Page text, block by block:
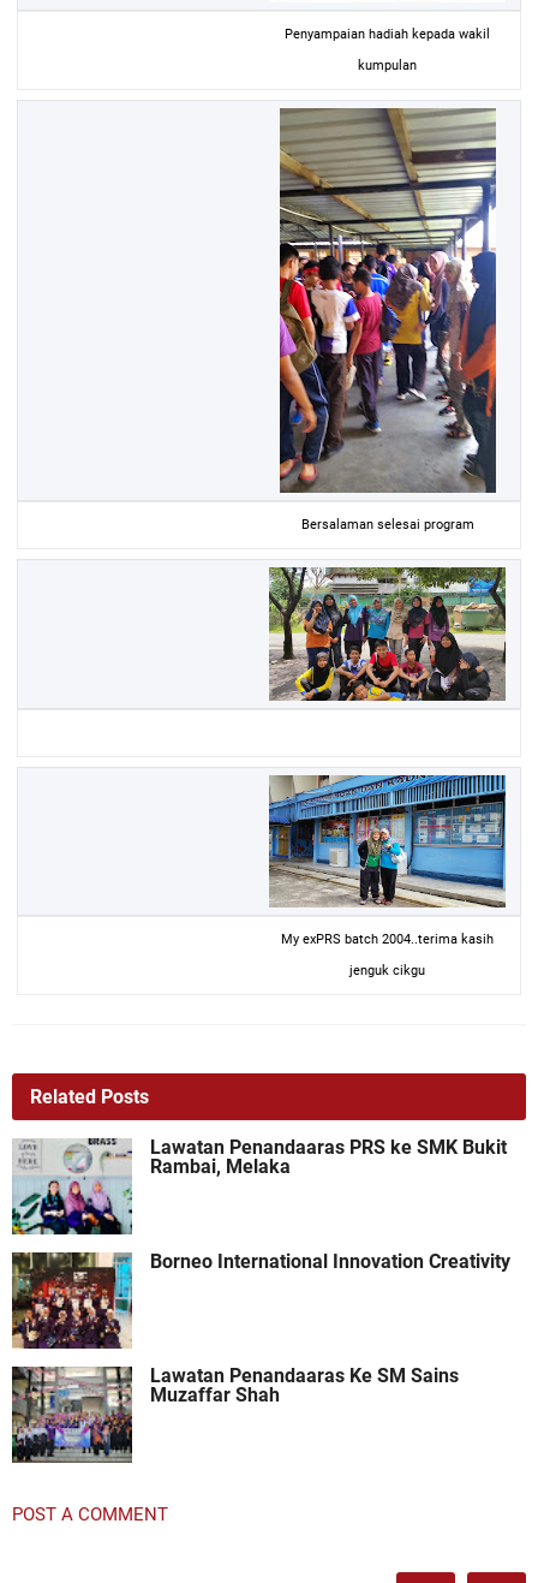
Penyampaian hadiah kepada wakil
kumpulan
Bersalaman selesai program
My exPRS batch 2004..terima kasih
jenguk cikgu
Related Posts
Lawatan Penandaaras PRS ke SMK Bukit
Rambai, Melaka
Borneo International Innovation Creativity
Lawatan Penandaaras Ke SM Sains
Muzaffar Shah
POST A COMMENT